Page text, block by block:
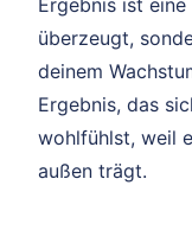
überzeugt,
deinem
Ergebnis, das
wohlfühlst, weil
außen trägt.